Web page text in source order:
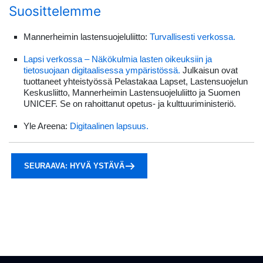
Suosittelemme
Mannerheimin lastensuojeluliitto: Turvallisesti verkossa.
Lapsi verkossa – Näkökulmia lasten oikeuksiin ja
tietosuojaan digitaalisessa ympäristössä. Julkaisun ovat
tuottaneet yhteistyössä Pelastakaa Lapset, Lastensuojelun
Keskusliitto, Mannerheimin Lastensuojeluliitto ja Suomen
UNICEF. Se on rahoittanut opetus- ja kulttuuriministeriö.
Yle Areena: Digitaalinen lapsuus.
SEURAAVA: HYVÄ YSTÄVÄ